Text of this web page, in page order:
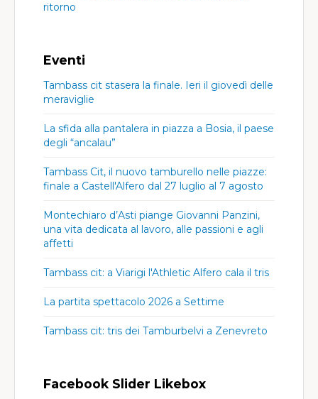
ritorno
Eventi
Tambass cit stasera la finale. Ieri il giovedì delle
meraviglie
La sfida alla pantalera in piazza a Bosia, il paese
degli “ancalau”
Tambass Cit, il nuovo tamburello nelle piazze:
finale a Castell'Alfero dal 27 luglio al 7 agosto
Montechiaro d’Asti piange Giovanni Panzini,
una vita dedicata al lavoro, alle passioni e agli
affetti
Tambass cit: a Viarigi l'Athletic Alfero cala il tris
La partita spettacolo 2026 a Settime
Tambass cit: tris dei Tamburbelvi a Zenevreto
Facebook Slider Likebox